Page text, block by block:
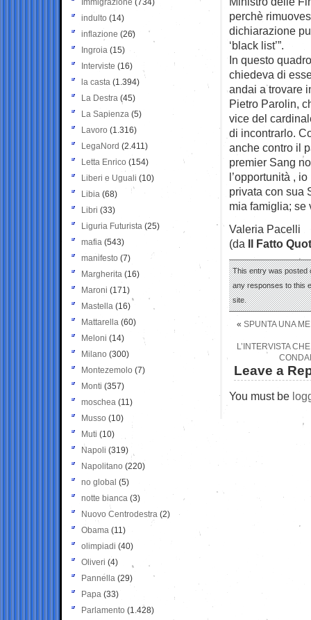
perchè
dichiarazione
‘black list’”.
In questo
chiedeva di
andai a trovare
Pietro Parolin,
vice del
di incontrarlo.
anche contro il
premier Sang
l’opportunità ,
privata con sua
mia famiglia; se
Valeria Pacelli
(da Il Fatto
This entry was posted
any responses to this
site.
« SPUNTA UNA
L’INTERVISTA
Leave a
You must be
Immigrazione (734)
indulto (14)
inflazione (26)
Ingroia (15)
Interviste (16)
la casta (1.394)
La Destra (45)
La Sapienza (5)
Lavoro (1.316)
LegaNord (2.411)
Letta Enrico (154)
Liberi e Uguali (10)
Libia (68)
Libri (33)
Liguria Futurista (25)
mafia (543)
manifesto (7)
Margherita (16)
Maroni (171)
Mastella (16)
Mattarella (60)
Meloni (14)
Milano (300)
Montezemolo (7)
Monti (357)
moschea (11)
Musso (10)
Muti (10)
Napoli (319)
Napolitano (220)
no global (5)
notte bianca (3)
Nuovo Centrodestra (2)
Obama (11)
olimpiadi (40)
Oliveri (4)
Pannella (29)
Papa (33)
Parlamento (1.428)